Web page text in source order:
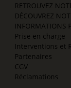
RETROUVEZ
DÉCOUVREZ
INFORMATIONS
Prise en charge
Interventions et
Partenaires
CGV
Réclamations